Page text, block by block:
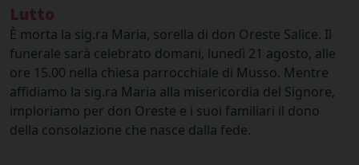
Lutto
È morta la sig.ra Maria, sorella di don Oreste Salice. Il
funerale sarà celebrato domani, lunedì 21 agosto, alle
ore 15.00 nella chiesa parrocchiale di Musso. Mentre
affidiamo la sig.ra Maria alla misericordia del Signore,
imploriamo per don Oreste e i suoi familiari il dono
della consolazione che nasce dalla fede.